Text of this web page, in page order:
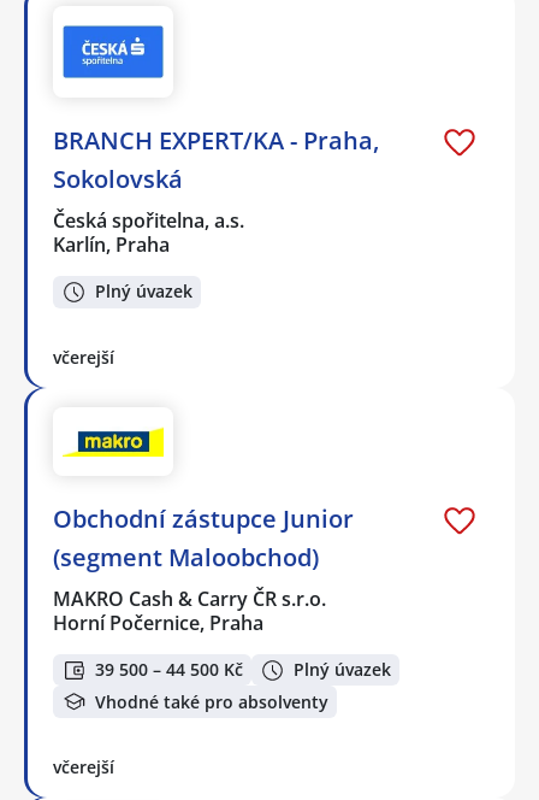
BRANCH EXPERT/KA - Praha,
Sokolovská
Česká spořitelna, a.s.
Karlín, Praha
Plný úvazek
včerejší
Obchodní zástupce Junior
(segment Maloobchod)
MAKRO Cash & Carry ČR s.r.o.
Horní Počernice, Praha
39 500 – 44 500 Kč
Plný úvazek
Vhodné také pro absolventy
včerejší